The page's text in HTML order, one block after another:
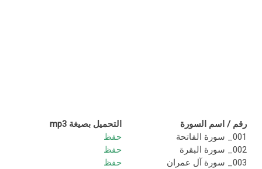
رقم / اسم السورة
التحميل بصيغة mp3
001_ سورة الفاتحة
حفظ
002_ سورة البقرة
حفظ
003_ سورة آل عمران
حفظ